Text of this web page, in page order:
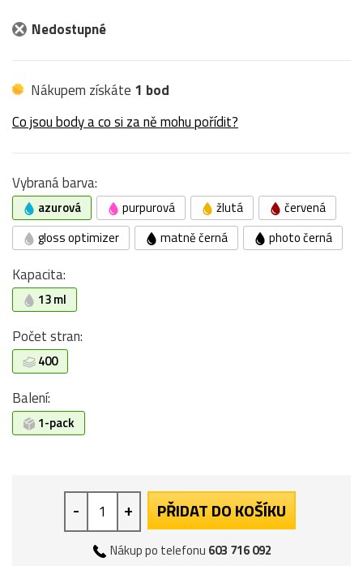
Nedostupné
Nákupem získáte 1 bod
Co jsou body a co si za ně mohu pořídit?
Vybraná barva:
azurová purpurová žlutá
červená
gloss optimizer
matně černá photo černá
Kapacita:
13 ml
Počet stran:
400
Balení:
1-pack
- + PŘIDAT DO KOŠÍKU
Nákup po telefonu 603 716 092